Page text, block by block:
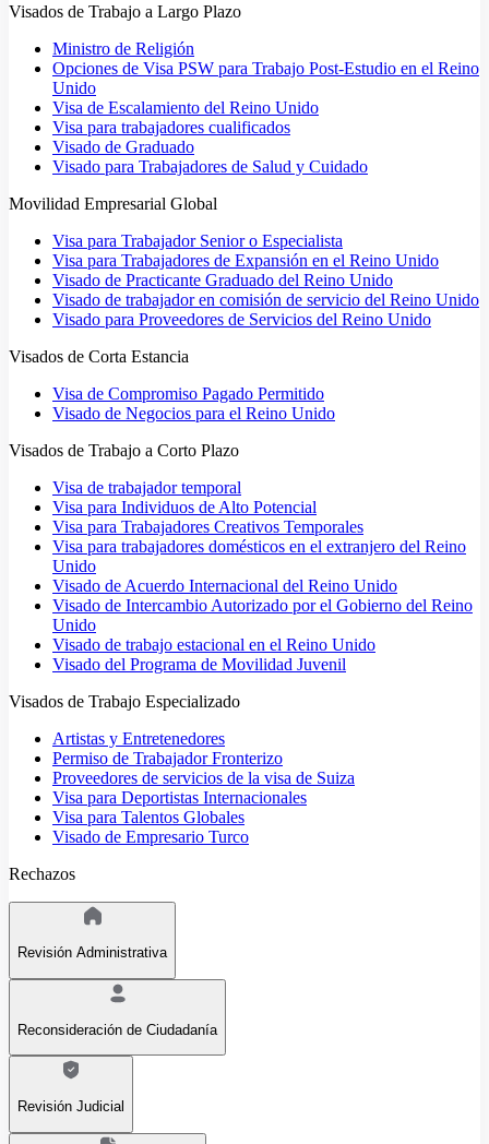
Visados de Trabajo a Largo Plazo
Ministro de Religión
Opciones de Visa PSW para Trabajo Post-Estudio en el Reino
Unido
Visa de Escalamiento del Reino Unido
Visa para trabajadores cualificados
Visado de Graduado
Visado para Trabajadores de Salud y Cuidado
Movilidad Empresarial Global
Visa para Trabajador Senior o Especialista
Visa para Trabajadores de Expansión en el Reino Unido
Visado de Practicante Graduado del Reino Unido
Visado de trabajador en comisión de servicio del Reino Unido
Visado para Proveedores de Servicios del Reino Unido
Visados de Corta Estancia
Visa de Compromiso Pagado Permitido
Visado de Negocios para el Reino Unido
Visados de Trabajo a Corto Plazo
Visa de trabajador temporal
Visa para Individuos de Alto Potencial
Visa para Trabajadores Creativos Temporales
Visa para trabajadores domésticos en el extranjero del Reino
Unido
Visado de Acuerdo Internacional del Reino Unido
Visado de Intercambio Autorizado por el Gobierno del Reino
Unido
Visado de trabajo estacional en el Reino Unido
Visado del Programa de Movilidad Juvenil
Visados de Trabajo Especializado
Artistas y Entretenedores
Permiso de Trabajador Fronterizo
Proveedores de servicios de la visa de Suiza
Visa para Deportistas Internacionales
Visa para Talentos Globales
Visado de Empresario Turco
Rechazos
Revisión Administrativa
Reconsideración de Ciudadanía
Revisión Judicial